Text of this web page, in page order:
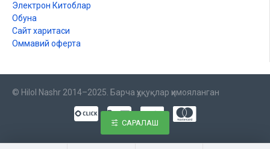
Электрон Китоблар
Обуна
Сайт харитаси
Оммавий оферта
© Hilol Nashr 2014–2025. Барча ҳуқуқлар ҳимояланган
САРАЛАШ